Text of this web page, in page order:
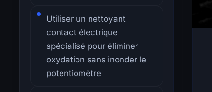
Utiliser un nettoyant
contact électrique
spécialisé pour éliminer
oxydation sans inonder le
potentiomètre